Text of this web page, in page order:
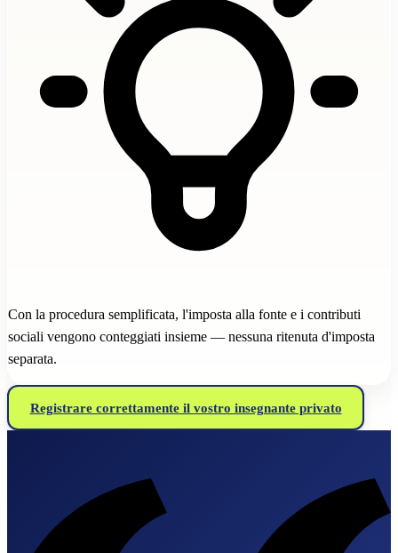
Con la procedura semplificata, l'imposta alla fonte e i contributi
sociali vengono conteggiati insieme — nessuna ritenuta d'imposta
separata.
Registrare correttamente il vostro insegnante privato